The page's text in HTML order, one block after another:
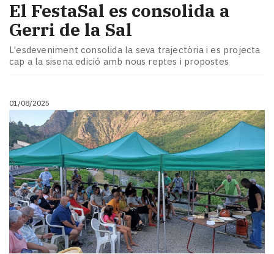
El FestaSal es consolida a
Gerri de la Sal
L'esdeveniment consolida la seva trajectòria i es projecta
cap a la sisena edició amb nous reptes i propostes
01/08/2025